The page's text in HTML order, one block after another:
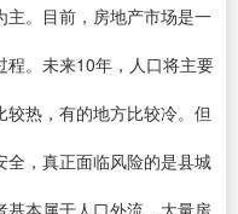
主。目前，房地产市场是一
程。未来10年，人口将主要
热，有的地方比较冷。但
，真正面临风险的是县城